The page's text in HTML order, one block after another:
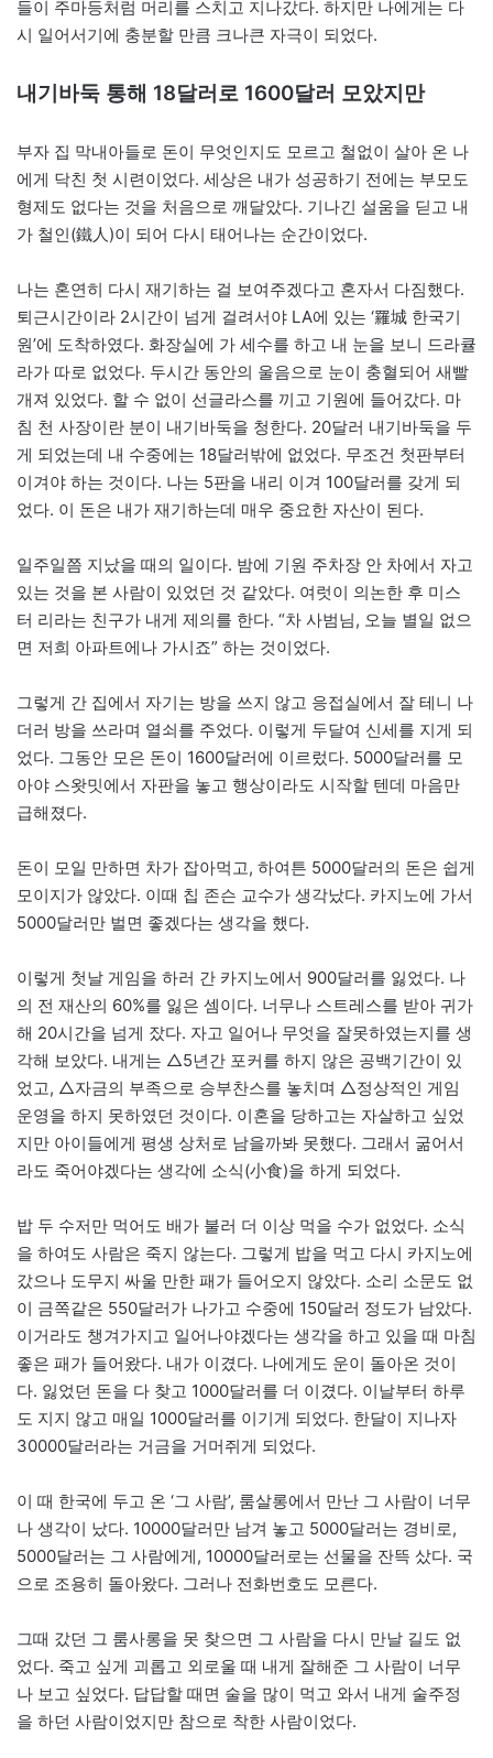
들이 주마등처럼 머리를 스치고 지나갔다. 하지만 나에게는 다
시 일어서기에 충분할 만큼 크나큰 자극이 되었다.
내기바둑 통해 18달러로 1600달러 모았지만
부자 집 막내아들로 돈이 무엇인지도 모르고 철없이 살아 온 나
에게 닥친 첫 시련이었다. 세상은 내가 성공하기 전에는 부모도
형제도 없다는 것을 처음으로 깨달았다. 기나긴 설움을 딛고 내
가 철인(鐵人)이 되어 다시 태어나는 순간이었다.
나는 혼연히 다시 재기하는 걸 보여주겠다고 혼자서 다짐했다.
퇴근시간이라 2시간이 넘게 걸려서야 LA에 있는 ‘羅城 한국기
원’에 도착하였다. 화장실에 가 세수를 하고 내 눈을 보니 드라큘
라가 따로 없었다. 두시간 동안의 울음으로 눈이 충혈되어 새빨
개져 있었다. 할 수 없이 선글라스를 끼고 기원에 들어갔다. 마
침 천 사장이란 분이 내기바둑을 청한다. 20달러 내기바둑을 두
게 되었는데 내 수중에는 18달러밖에 없었다. 무조건 첫판부터
이겨야 하는 것이다. 나는 5판을 내리 이겨 100달러를 갖게 되
었다. 이 돈은 내가 재기하는데 매우 중요한 자산이 된다.
일주일쯤 지났을 때의 일이다. 밤에 기원 주차장 안 차에서 자고
있는 것을 본 사람이 있었던 것 같았다. 여럿이 의논한 후 미스
터 리라는 친구가 내게 제의를 한다. “차 사범님, 오늘 별일 없으
면 저희 아파트에나 가시죠” 하는 것이었다.
그렇게 간 집에서 자기는 방을 쓰지 않고 응접실에서 잘 테니 나
더러 방을 쓰라며 열쇠를 주었다. 이렇게 두달여 신세를 지게 되
었다. 그동안 모은 돈이 1600달러에 이르렀다. 5000달러를 모
아야 스왓밋에서 자판을 놓고 행상이라도 시작할 텐데 마음만
급해졌다.
돈이 모일 만하면 차가 잡아먹고, 하여튼 5000달러의 돈은 쉽게
모이지가 않았다. 이때 칩 존슨 교수가 생각났다. 카지노에 가서
5000달러만 벌면 좋겠다는 생각을 했다.
이렇게 첫날 게임을 하러 간 카지노에서 900달러를 잃었다. 나
의 전 재산의 60%를 잃은 셈이다. 너무나 스트레스를 받아 귀가
해 20시간을 넘게 잤다. 자고 일어나 무엇을 잘못하였는지를 생
각해 보았다. 내게는 △5년간 포커를 하지 않은 공백기간이 있
었고, △자금의 부족으로 승부찬스를 놓치며 △정상적인 게임
운영을 하지 못하였던 것이다. 이혼을 당하고는 자살하고 싶었
지만 아이들에게 평생 상처로 남을까봐 못했다. 그래서 굶어서
라도 죽어야겠다는 생각에 소식(小食)을 하게 되었다.
밥 두 수저만 먹어도 배가 불러 더 이상 먹을 수가 없었다. 소식
을 하여도 사람은 죽지 않는다. 그렇게 밥을 먹고 다시 카지노에
갔으나 도무지 싸울 만한 패가 들어오지 않았다. 소리 소문도 없
이 금쪽같은 550달러가 나가고 수중에 150달러 정도가 남았다.
이거라도 챙겨가지고 일어나야겠다는 생각을 하고 있을 때 마침
좋은 패가 들어왔다. 내가 이겼다. 나에게도 운이 돌아온 것이
다. 잃었던 돈을 다 찾고 1000달러를 더 이겼다. 이날부터 하루
도 지지 않고 매일 1000달러를 이기게 되었다. 한달이 지나자
30000달러라는 거금을 거머쥐게 되었다.
이 때 한국에 두고 온 ‘그 사람’, 룸살롱에서 만난 그 사람이 너무
나 생각이 났다. 10000달러만 남겨 놓고 5000달러는 경비로,
5000달러는 그 사람에게, 10000달러로는 선물을 잔뜩 샀다. 국
으로 조용히 돌아왔다. 그러나 전화번호도 모른다.
그때 갔던 그 룸사롱을 못 찾으면 그 사람을 다시 만날 길도 없
었다. 죽고 싶게 괴롭고 외로울 때 내게 잘해준 그 사람이 너무
나 보고 싶었다. 답답할 때면 술을 많이 먹고 와서 내게 술주정
을 하던 사람이었지만 참으로 착한 사람이었다.